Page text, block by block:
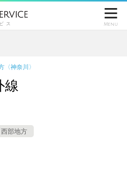
ス

Menu
〈神奈川〉
線
西部地方